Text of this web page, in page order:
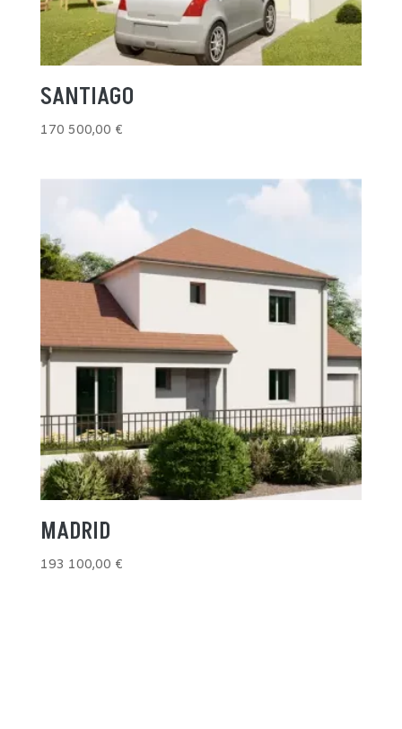
SANTIAGO
170 500,00 €
MADRID
193 100,00 €